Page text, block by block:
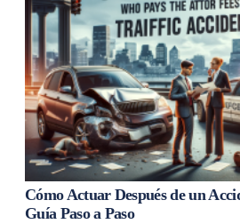
Cómo Actuar Después de un
Guía Paso a Paso